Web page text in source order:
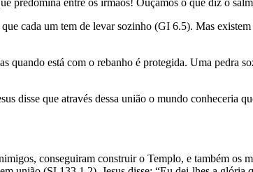
predomina entre os irmãos! Ouçamos o que diz o
cada um tem de levar sozinho (GI 6.5). Mas
quando está com o rebanho é protegida. Uma pedra
disse que através dessa união o mundo conheceria
conseguiram construir o Templo, e também os